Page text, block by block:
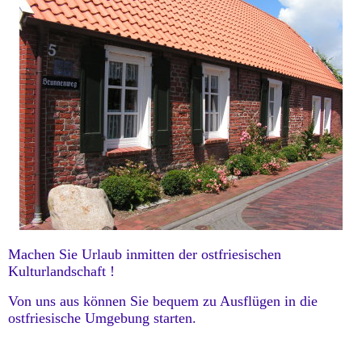
Machen Sie Urlaub inmitten der ostfriesischen
Kulturlandschaft !
Von uns aus können Sie bequem zu Ausflügen in die
ostfriesische Umgebung starten.